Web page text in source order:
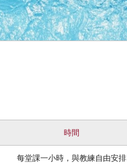
時間
每堂課一小時，與教練自由安排